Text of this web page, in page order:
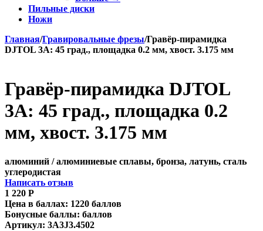
Пильные диски
Ножи
Главная/Гравировальные фрезы/Гравёр-пирамидка
DJTOL 3A: 45 град., площадка 0.2 мм, хвост. 3.175 мм
Гравёр-пирамидка DJTOL
3A: 45 град., площадка 0.2
мм, хвост. 3.175 мм
алюминий / алюминиевые сплавы, бронза, латунь, сталь
углеродистая
Написать отзыв
1 220 Р
Цена в баллах: 1220 баллов
Бонусные баллы: баллов
Артикул: 3A3J3.4502